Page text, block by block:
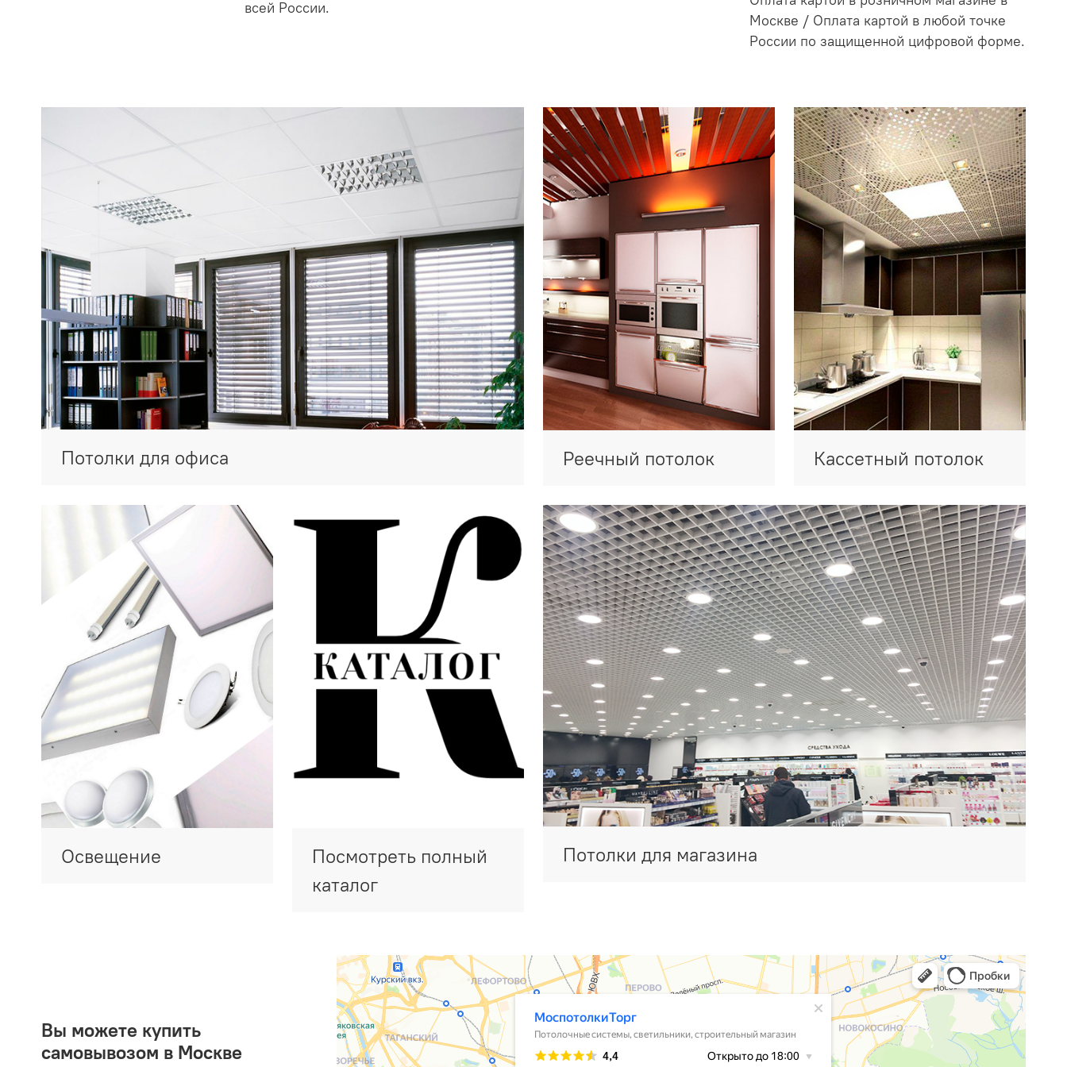
всей России.
Москве / Оплата картой в любой точке
России по защищенной цифровой форме.
Потолки для офиса Реечный потолок Кассетный потолок
Освещение
Посмотреть полный
каталог
Потолки для магазина
Вы можете купить
самовывозом в Москве